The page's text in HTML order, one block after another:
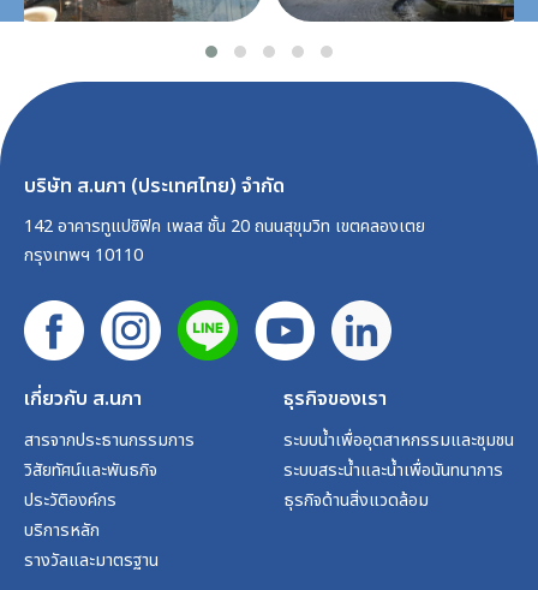
บริษัท ส.นภา (ประเทศไทย) จำกัด
142 อาคารทูแปซิฟิค เพลส ชั้น 20 ถนนสุขุมวิท เขตคลองเตย
กรุงเทพฯ 10110
เกี่ยวกับ ส.นภา
สารจากประธานกรรมการ
วิสัยทัศน์และพันธกิจ
ประวัติองค์กร
บริการหลัก
รางวัลและมาตรฐาน
ธุรกิจของเรา
ระบบน้ำเพื่ออุตสาหกรรมและชุมชน
ระบบสระน้ำและน้ำเพื่อนันทนาการ
ธุรกิจด้านสิ่งแวดล้อม